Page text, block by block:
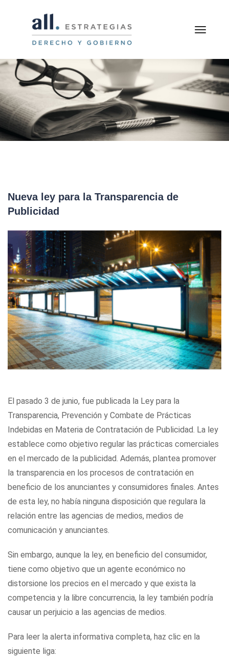
Nueva ley para la Transparencia de
Publicidad
El pasado 3 de junio, fue publicada la Ley para la
Transparencia, Prevención y Combate de Prácticas
Indebidas en Materia de Contratación de Publicidad. La ley
establece como objetivo regular las prácticas comerciales
en el mercado de la publicidad. Además, plantea promover
la transparencia en los procesos de contratación en
beneficio de los anunciantes y consumidores finales. Antes
de esta ley, no había ninguna disposición que regulara la
relación entre las agencias de medios, medios de
comunicación y anunciantes.
Sin embargo, aunque la ley, en beneficio del consumidor,
tiene como objetivo que un agente económico no
distorsione los precios en el mercado y que exista la
competencia y la libre concurrencia, la ley también podría
causar un perjuicio a las agencias de medios.
Para leer la alerta informativa completa, haz clic en la
siguiente liga: